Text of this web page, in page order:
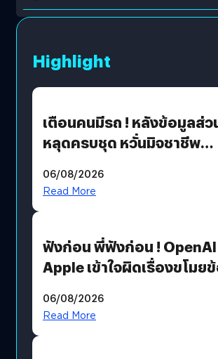
Highlight
เตือนคนมีรถ ! หลังข้อมูลส่
หลุดครบชุด หวั่นมิจชาชีพ
รหัสผ่านหลุด ไม่ใช่แฮ็กเกอร์
06/08/2026
Read More
ฟังก่อน พี่ฟังก่อน ! OpenAI
Apple เข้าใจผิดเรื่องขโมยข้
06/08/2026
Read More